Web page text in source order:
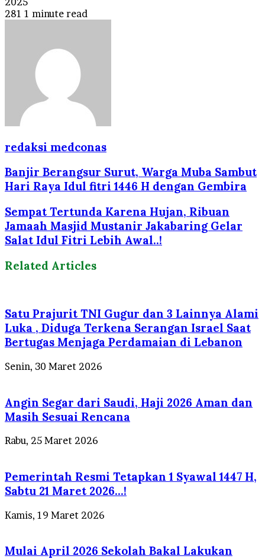
281 1 minute read
redaksi medconas
Banjir Berangsur Surut, Warga Muba Sambut
Hari Raya Idul fitri 1446 H dengan Gembira
Sempat Tertunda Karena Hujan, Ribuan
Jamaah Masjid Mustanir Jakabaring Gelar
Salat Idul Fitri Lebih Awal..!
Related Articles
Satu Prajurit TNI Gugur dan 3 Lainnya Alami
Luka , Diduga Terkena Serangan Israel Saat
Bertugas Menjaga Perdamaian di Lebanon
Senin, 30 Maret 2026
Angin Segar dari Saudi, Haji 2026 Aman dan
Masih Sesuai Rencana
Rabu, 25 Maret 2026
Pemerintah Resmi Tetapkan 1 Syawal 1447 H,
Sabtu 21 Maret 2026…!
Kamis, 19 Maret 2026
Mulai April 2026 Sekolah Bakal Lakukan